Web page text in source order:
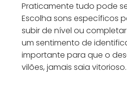
Praticamente tudo pode
Escolha sons específicos
subir de nível ou
um sentimento de
importante para que o
vilões, jamais saia vitorioso.